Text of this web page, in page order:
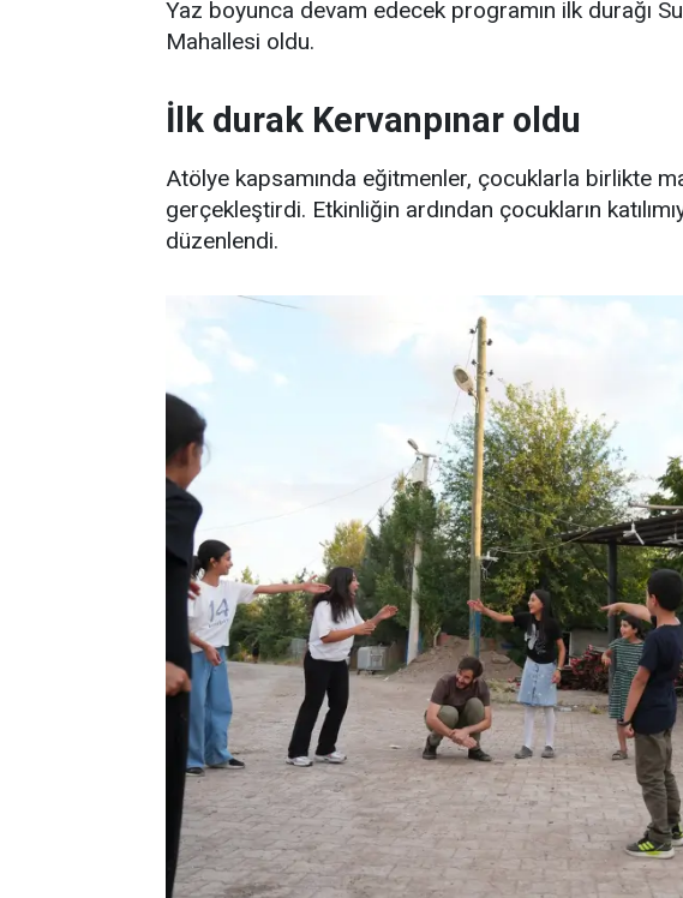
Yaz boyunca devam edecek programın ilk durağı
Mahallesi oldu.
İlk durak Kervanpınar oldu
Atölye kapsamında eğitmenler, çocuklarla birlikte
gerçekleştirdi. Etkinliğin ardından çocukların
düzenlendi.